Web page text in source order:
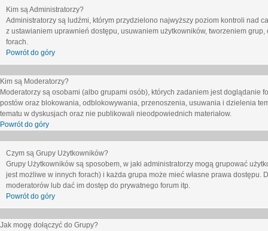
Kim są Administratorzy?
Administratorzy są ludźmi, którym przydzielono najwyższy poziom kontroli nad
z ustawianiem uprawnień dostępu, usuwaniem użytkowników, tworzeniem
forach.
Powrót do góry
Kim są Moderatorzy?
Moderatorzy są osobami (albo grupami osób), których zadaniem jest
postów oraz blokowania, odblokowywania, przenoszenia, usuwania i dzielenia
tematu w dyskusjach oraz nie publikowali nieodpowiednich materiałow.
Powrót do góry
Czym są Grupy Użytkowników?
Grupy Użytkowników są sposobem, w jaki administratorzy mogą grupować
jest możliwe w innych forach) i każda grupa może mieć własne prawa
moderatorów lub dać im dostęp do prywatnego forum itp.
Powrót do góry
Jak mogę dołączyć do Grupy?